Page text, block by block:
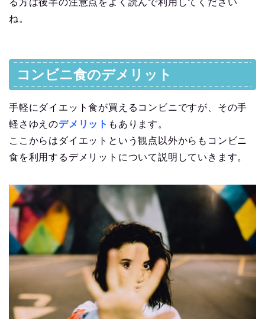
る方は後半の注意点をよく読んで利用してください
ね。
コンビニ食のデメリット
手軽にダイエット食が買えるコンビニですが、その手
軽さゆえのデメリット もあります。
ここからはダイエットという観点以外からもコンビニ
食を利用するデメリットについて説明していきます。